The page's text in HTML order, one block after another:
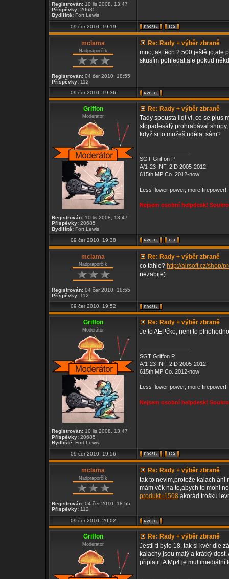
Registrován: 10 lis 2008, 13:47
Příspěvky: 20685
Bydliště: Fort Lewis
09 čer 2010, 19:19
mclama
Nadpraporčík
Registrován: 04 čer 2010, 18:55
Příspěvky: 112
Re: Rady + výběr zbraně
mno,tak těch 2.500 ještě jo,ale
skusím pohledat,ale pokud
09 čer 2010, 19:36
Griffon
Moderátor
Registrován: 10 lis 2008, 13:47
Příspěvky: 20685
Bydliště: Fort Lewis
Re: Rady + výběr zbraně
Tady spousta lidí ví, co se plus
stopadesátý prohrabával
když si to můžeš udělat sám?
SGT Griffon P.
A/1-23 INF, 2ID 2005-2012
615th MP Co. 2012-now
Less flower power, more firepower!
Nejsem osobní helpdesk!
09 čer 2010, 19:38
mclama
Nadpraporčík
Registrován: 04 čer 2010, 18:55
Příspěvky: 112
Re: Rady + výběr zbraně
co tahle? http://airsoft.cz/shop/
nezabije)
09 čer 2010, 19:52
Griffon
Moderátor
Registrován: 10 lis 2008, 13:47
Příspěvky: 20685
Bydliště: Fort Lewis
Re: Rady + výběr zbraně
Je to AEPčko, neni to
SGT Griffon P.
A/1-23 INF, 2ID 2005-2012
615th MP Co. 2012-now
Less flower power, more firepower!
Nejsem osobní helpdesk!
09 čer 2010, 19:56
mclama
Nadpraporčík
Registrován: 04 čer 2010, 18:55
Příspěvky: 112
Re: Rady + výběr zbraně
tak to nevim,protože kalach ani
mám věk na to,abych to mohl
produkt=1508 akorád trošku
09 čer 2010, 20:02
Griffon
Moderátor
Re: Rady + výběr zbraně
Jestli ti bylo 18, tak si kvér dle
kalachy jsou malý a krátký
připlatit. A Mp4 je multimediální